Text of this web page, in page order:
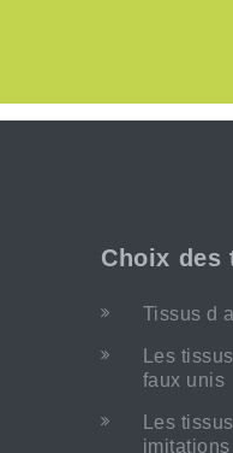
Choix des
Tissus d
Les
faux unis
Les